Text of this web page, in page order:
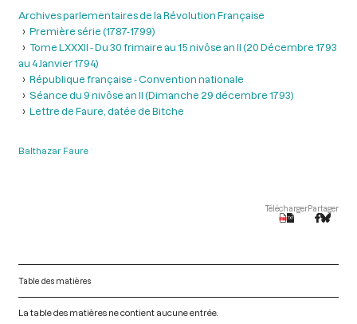
Archives parlementaires de la Révolution Française
Première série (1787-1799)
Tome LXXXII - Du 30 frimaire au 15 nivôse an II (20 Décembre 1793
au 4 Janvier 1794)
République française - Convention nationale
Séance du 9 nivôse an II (Dimanche 29 décembre 1793)
Lettre de Faure, datée de Bitche
Balthazar Faure
TéléchargerPartager
Table des matières
La table des matières ne contient aucune entrée.